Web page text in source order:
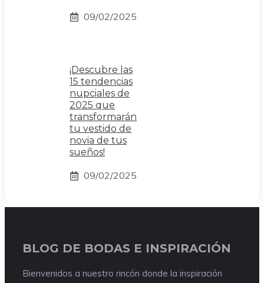
09/02/2025
¡Descubre las
15 tendencias
nupciales de
2025 que
transformarán
tu vestido de
novia de tus
sueños!
09/02/2025
BLOG DE BODAS E INSPIRACIÓN
Bienvenidos a nuestro rincón donde la inspiración